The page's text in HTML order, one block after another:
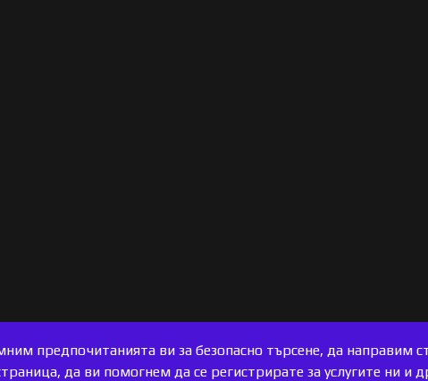
предпочитанията ви за безопасно търсене, да направим
да ви помогнем да се регистрирате за услугите ни и